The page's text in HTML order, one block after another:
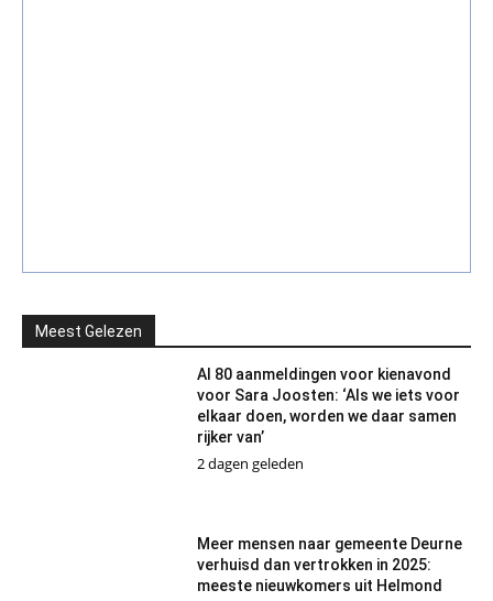
Meest Gelezen
Al 80 aanmeldingen voor kienavond
voor Sara Joosten: ‘Als we iets voor
elkaar doen, worden we daar samen
rijker van’
2 dagen geleden
Meer mensen naar gemeente Deurne
verhuisd dan vertrokken in 2025:
meeste nieuwkomers uit Helmond